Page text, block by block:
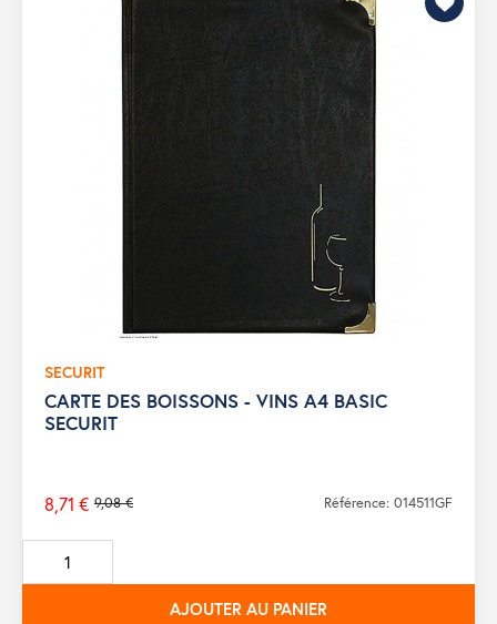
SECURIT
CARTE DES BOISSONS - VINS A4 BASIC
SECURIT
Prix
de
base
9,08 €
8,71 € Référence: 014511GF
AJOUTER AU PANIER